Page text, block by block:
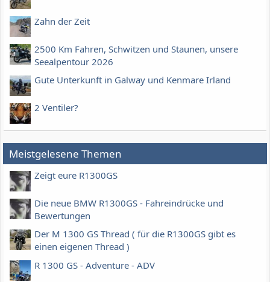
Zahn der Zeit
2500 Km Fahren, Schwitzen und Staunen, unsere
Seealpentour 2026
Gute Unterkunft in Galway und Kenmare Irland
2 Ventiler?
Meistgelesene Themen
Zeigt eure R1300GS
Die neue BMW R1300GS - Fahreindrücke und
Bewertungen
Der M 1300 GS Thread ( für die R1300GS gibt es
einen eigenen Thread )
R 1300 GS - Adventure - ADV